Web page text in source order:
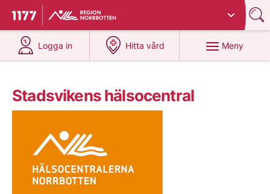
Till startsidan för 1177
Du har valt region
Logga in
på 1177.se
Hitta vård
på 1177.se
Meny
Stadsvikens hälsocentral